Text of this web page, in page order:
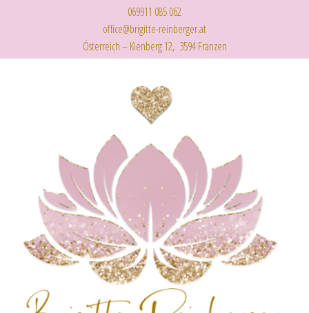
069911 085 062
office@brigitte-reinberger.at
Österreich – Kienberg 12, 3594 Franzen